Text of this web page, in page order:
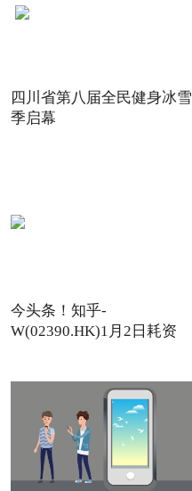
四川省第八届全民健身冰雪
季启幕
今头条！知乎-
W(02390.HK)1月2日耗资